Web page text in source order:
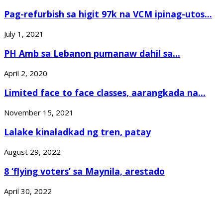
Pag-refurbish sa higit 97k na VCM ipinag-utos...
July 1, 2021
PH Amb sa Lebanon pumanaw dahil sa...
April 2, 2020
Limited face to face classes, aarangkada na...
November 15, 2021
Lalake kinaladkad ng tren, patay
August 29, 2022
8 ‘flying voters’ sa Maynila, arestado
April 30, 2022